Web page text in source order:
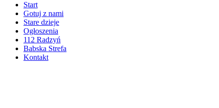
Start
Gotuj z nami
Stare dzieje
Ogłoszenia
112 Radzyń
Babska Strefa
Kontakt